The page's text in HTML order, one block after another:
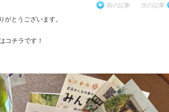
前の記事 次の記事
とうございます。
コチラです！